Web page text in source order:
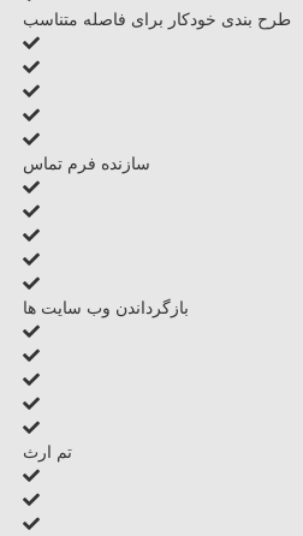
طرح بندی خودکار برای فاصله متناسب
سازنده فرم تماس
بازگرداندن وب سایت ها
تم ارث